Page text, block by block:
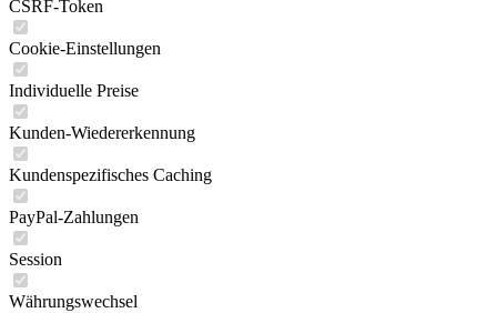
CSRF-Token
Cookie-Einstellungen
Individuelle Preise
Kunden-Wiedererkennung
Kundenspezifisches Caching
PayPal-Zahlungen
Session
Währungswechsel